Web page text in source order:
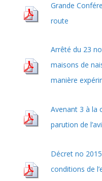
Grande
route
Arrêté du 23
maisons de
manière
Avenant 3 à la
parution de
Décret no
conditions de